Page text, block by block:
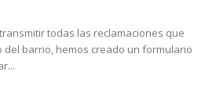
todas las reclamaciones que
barrio, hemos creado un formulario